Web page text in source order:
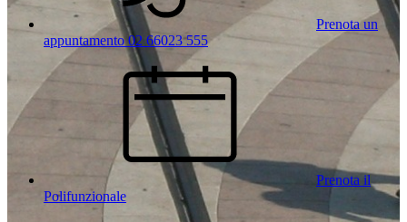
Prenota un
appuntamento 02 66023 555
Prenota il
Polifunzionale